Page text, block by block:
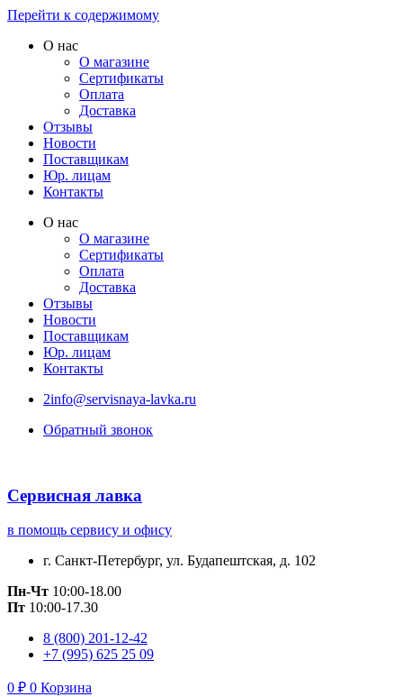
Перейти к содержимому
О нас
О магазине
Сертификаты
Оплата
Доставка
Отзывы
Новости
Поставщикам
Юр. лицам
Контакты
О нас
О магазине
Сертификаты
Оплата
Доставка
Отзывы
Новости
Поставщикам
Юр. лицам
Контакты
2info@servisnaya-lavka.ru
Обратный звонок
Сервисная лавка
в помощь сервису и офису
г. Санкт-Петербург, ул. Будапештская, д. 102
Пн-Чт 10:00-18.00
Пт 10:00-17.30
8 (800) 201-12-42
+7 (995) 625 25 09
0 ₽ 0 Корзина